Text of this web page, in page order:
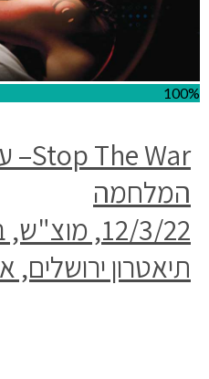
100%
Stop The War
–
המלחמה
תיאטרון ירושלים,